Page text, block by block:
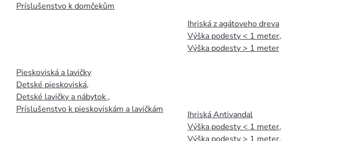
Príslušenstvo k domčekům
Pieskoviská a lavičky
Detské pieskoviská,
Detské lavičky a nábytok ,
Príslušenstvo k pieskoviskám a lavičkám
Ihriská z agátoveho dreva
Výška podesty < 1 meter,
Výška podesty > 1 meter
Ihriská Antivandal
Výška podesty < 1 meter,